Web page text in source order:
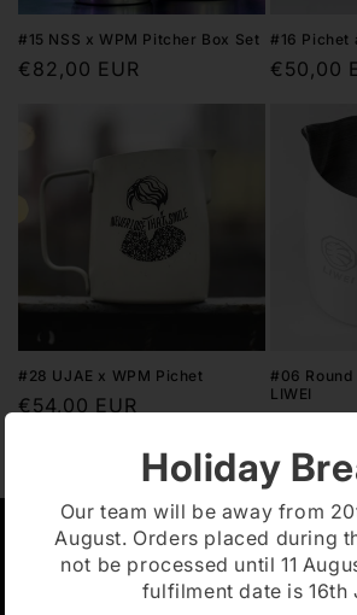
#15 NSS x WPM Pitcher Box Set
Prix
€82,00 EUR
#16 Pichet
Prix
€50,00
#28 UJAE x WPM Pichet
Prix
€54,00 EUR
#06
LIWEI
habituel
Liens rapides
Holiday
Our team will be away from
August. Orders placed during
not be processed until 11
fulfilment date is 16th